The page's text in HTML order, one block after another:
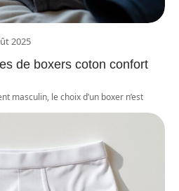
2025
de boxers coton confort
masculin, le choix d’un boxer n’est